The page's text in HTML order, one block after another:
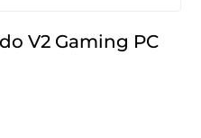
V2 Gaming PC